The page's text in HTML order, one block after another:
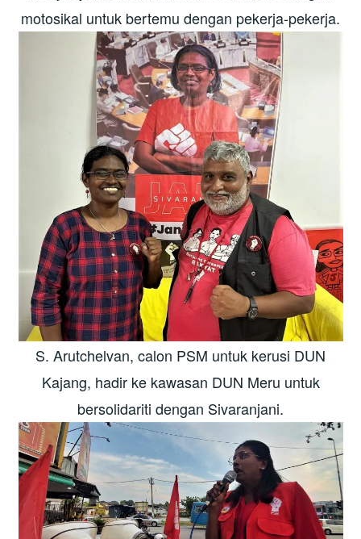
motosikal untuk bertemu dengan pekerja-pekerja.
S. Arutchelvan, calon PSM untuk kerusi DUN
Kajang, hadir ke kawasan DUN Meru untuk
bersolidariti dengan Sivaranjani.